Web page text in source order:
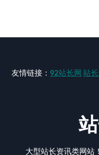
友情链接： 92站长网 站
大型站长资讯类网站